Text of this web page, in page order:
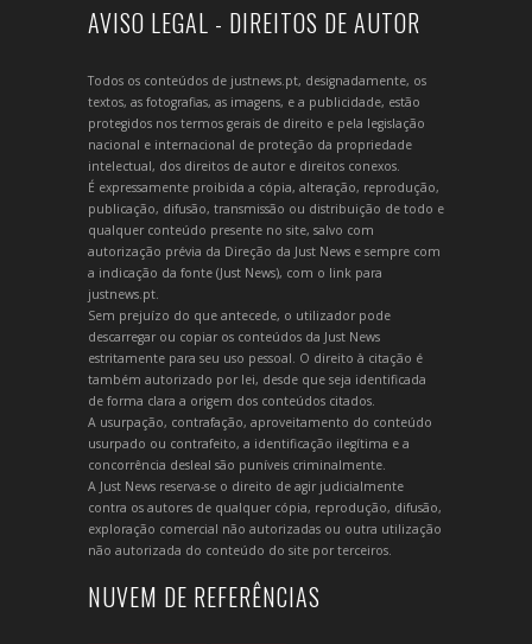
AVISO LEGAL - DIREITOS DE AUTOR
Todos os conteúdos de justnews.pt, designadamente, os
textos, as fotografias, as imagens, e a publicidade, estão
protegidos nos termos gerais de direito e pela legislação
nacional e internacional de proteção da propriedade
intelectual, dos direitos de autor e direitos conexos.
É expressamente proibida a cópia, alteração, reprodução,
publicação, difusão, transmissão ou distribuição de todo e
qualquer conteúdo presente no site, salvo com
autorização prévia da Direção da Just News e sempre com
a indicação da fonte (Just News), com o link para
justnews.pt.
Sem prejuízo do que antecede, o utilizador pode
descarregar ou copiar os conteúdos da Just News
estritamente para seu uso pessoal. O direito à citação é
também autorizado por lei, desde que seja identificada
de forma clara a origem dos conteúdos citados.
A usurpação, contrafação, aproveitamento do conteúdo
usurpado ou contrafeito, a identificação ilegítima e a
concorrência desleal são puníveis criminalmente.
A Just News reserva-se o direito de agir judicialmente
contra os autores de qualquer cópia, reprodução, difusão,
exploração comercial não autorizadas ou outra utilização
não autorizada do conteúdo do site por terceiros.
NUVEM DE REFERÊNCIAS